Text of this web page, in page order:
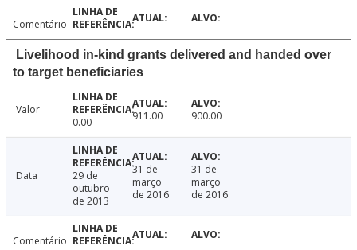
Comentário
Livelihood in-kind grants delivered and handed over
to target beneficiaries
Valor
0.00
911.00 900.00
Data
29 de
outubro
de 2013
31 de
março
de 2016
31 de
março
de 2016
Comentário